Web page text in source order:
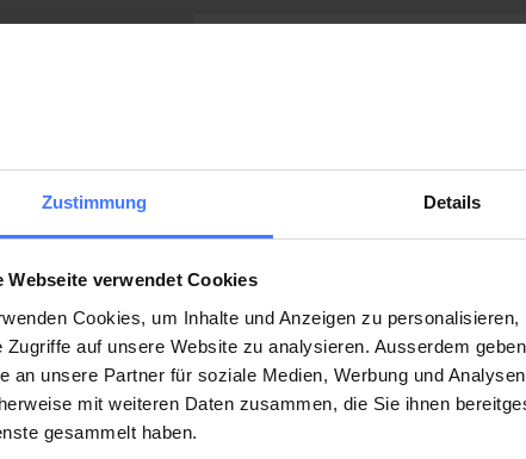
Zustimmung Details
Webseite verwendet Cookies
Cookies, um Inhalte und Anzeigen zu
Zugriffe auf unsere Website zu analysieren. Ausserdem
an unsere Partner für soziale Medien, Werbung und
mit weiteren Daten zusammen, die Sie ihnen
gesammelt haben.
Plz / Ort
Land